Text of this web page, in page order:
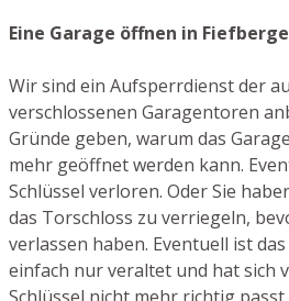
Eine Garage öffnen in
Wir sind ein Aufsperrdienst der
verschlossenen Garagentoren
Gründe geben, warum das
mehr geöffnet werden kann.
Schlüssel verloren. Oder Sie
das Torschloss zu verriegeln,
verlassen haben. Eventuell ist
einfach nur veraltet und hat sich